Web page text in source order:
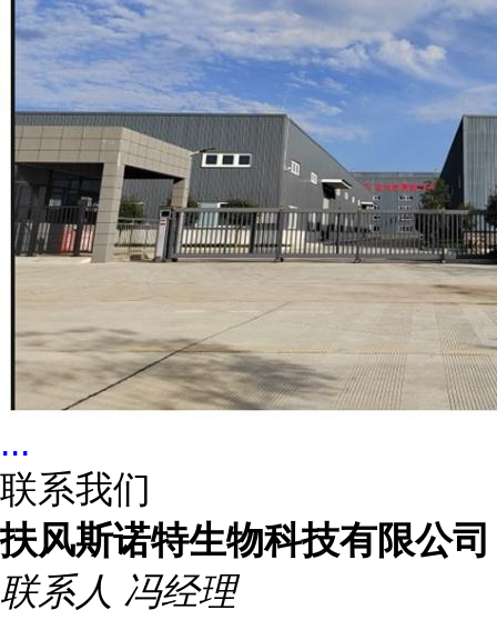
...
联系我们
扶风斯诺特生物科技有限公司
联系人 冯经理